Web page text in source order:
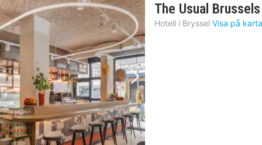
Föregående bild Nästa bild
The Usual Brussels
Hotell i Bryssel Visa på